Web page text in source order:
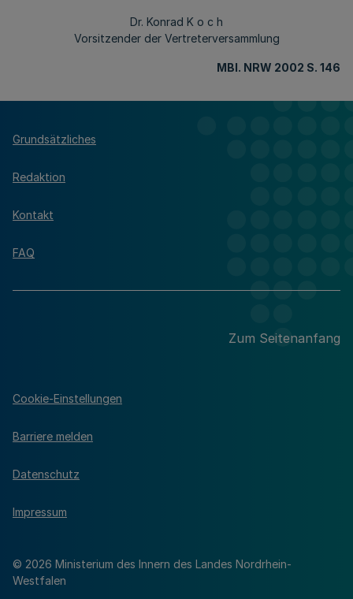
Dr. Konrad K o c h
Vorsitzender der Vertreterversammlung
MBl. NRW 2002 S. 146
Grundsätzliches
Redaktion
Kontakt
FAQ
Zum Seitenanfang
© 2026 Ministerium des Innern des Landes Nordrhein-
Westfalen
Cookie-Einstellungen
Barriere melden
Datenschutz
Impressum